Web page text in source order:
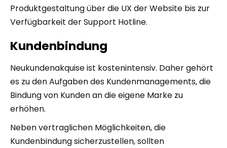
Produktgestaltung über die UX der Website bis zur
Verfügbarkeit der Support Hotline.
Kundenbindung
Neukundenakquise ist kostenintensiv. Daher gehört
es zu den Aufgaben des Kundenmanagements, die
Bindung von Kunden an die eigene Marke zu
erhöhen.
Neben vertraglichen Möglichkeiten, die
Kundenbindung sicherzustellen, sollten